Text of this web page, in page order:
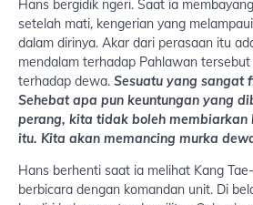
Hans bergidik ngeri. Saat ia
setelah mati, kengerian yang
dalam dirinya. Akar dari perasaan itu
mendalam terhadap Pahlawan
terhadap dewa. Sesuatu yang sangat
Sehebat apa pun keuntungan yang
perang, kita tidak boleh membiarkan
itu. Kita akan memancing murka
Hans berhenti saat ia melihat Kang
berbicara dengan komandan unit. Di